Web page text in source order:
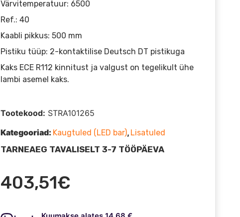
403,51€
Värvitemperatuur: 6500
Ref.: 40
Kaabli pikkus: 500 mm
Pistiku tüüp: 2-kontaktilise Deutsch DT pistikuga
Kaks ECE R112 kinnitust ja valgust on tegelikult ühe
lambi asemel kaks.
Tootekood: STRA101265
Kategooriad: Kaugtuled (LED bar), Lisatuled
TARNEAEG TAVALISELT 3-7 TÖÖPÄEVA